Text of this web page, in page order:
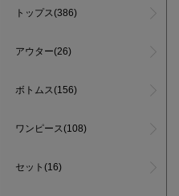
トップス(386)
アウター(26)
ボトムス(156)
ワンピース(108)
セット(16)